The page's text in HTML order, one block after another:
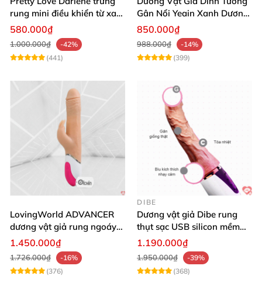
rung mini điều khiển từ xa
12 chế độ rung mạnh
580.000₫
1.000.000₫
-42%
(441)
Gân Nổi Yeain Xanh Dương
8.2 Siêu Thật
850.000₫
988.000₫
-14%
(399)
LovingWorld ADVANCER
dương vật giả rung ngoáy
thụt 7 chế độ
1.450.000₫
1.726.000₫
-16%
(376)
DIBE
Dương vật giả Dibe rung
thụt sạc USB silicon mềm
mại thật
1.190.000₫
1.950.000₫
-39%
(368)